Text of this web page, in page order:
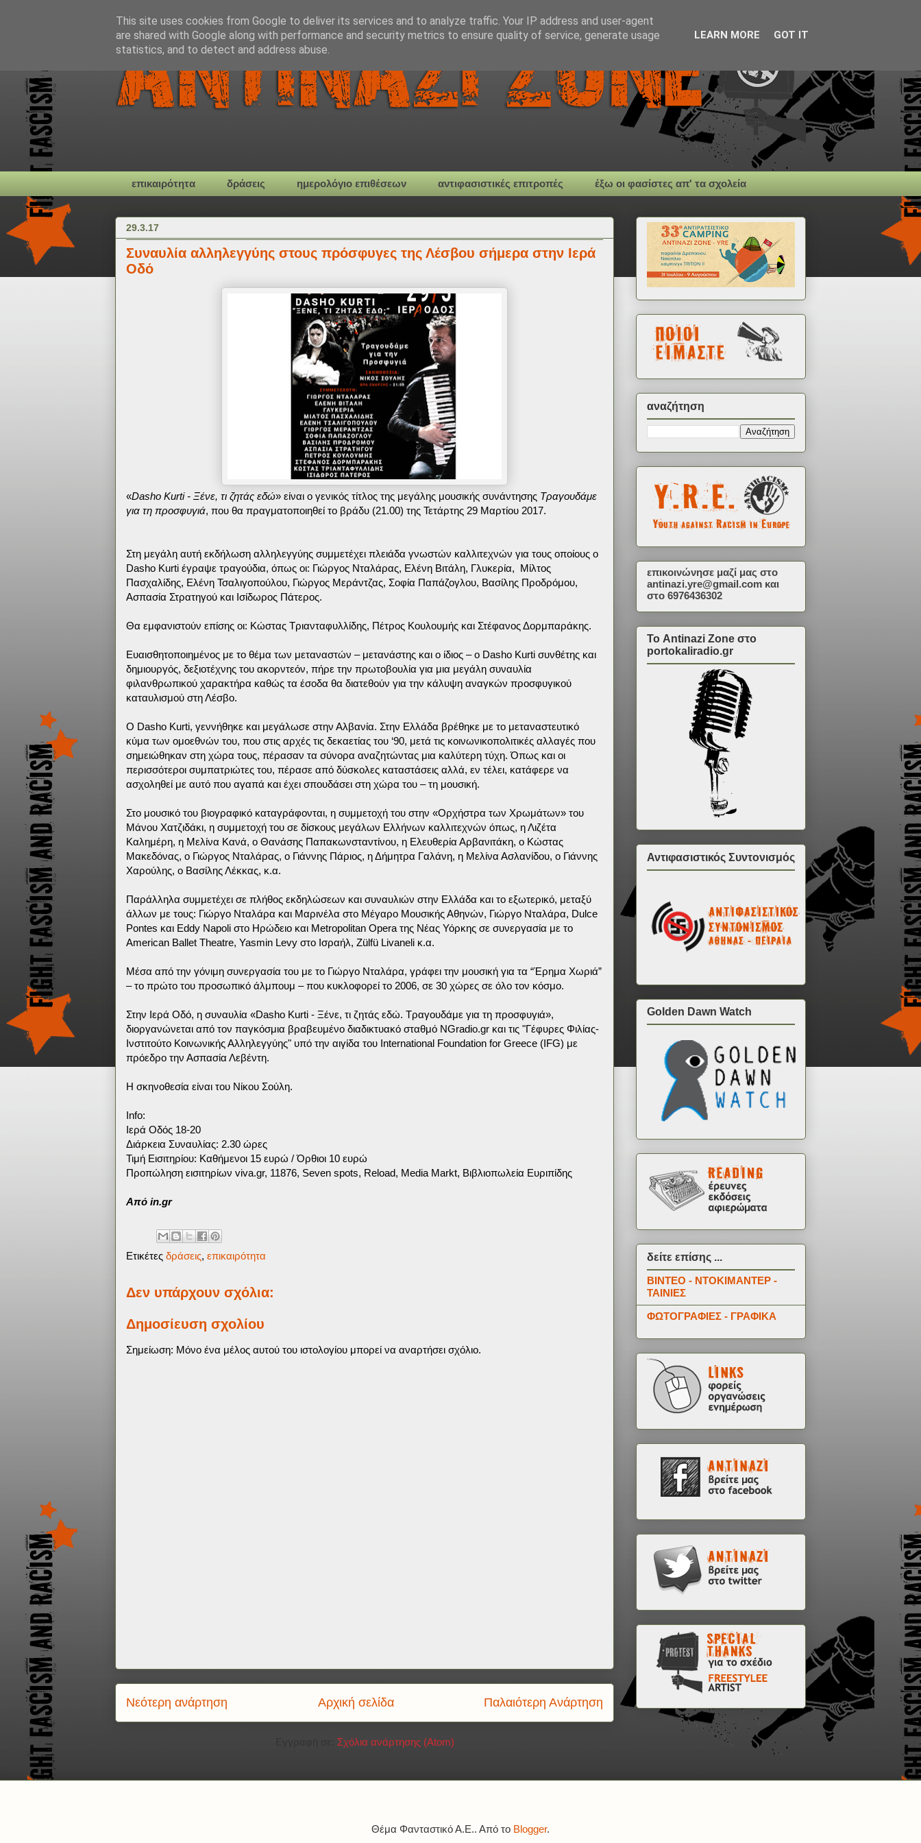
επικαιρότητα δράσεις ημερολόγιο επιθέσεων αντιφασιστικές επιτροπές έξω οι φασίστες απ' τα σχολεία
29.3.17
Συναυλία αλληλεγγύης στους πρόσφυγες της Λέσβου σήμερα στην Ιερά
Οδό
«Dasho Kurti - Ξένε, τι ζητάς εδώ» είναι ο γενικός τίτλος της μεγάλης μουσικής συνάντησης Τραγουδάμε
για τη προσφυγιά, που θα πραγματοποιηθεί το βράδυ (21.00) της Τετάρτης 29 Μαρτίου 2017.
Στη μεγάλη αυτή εκδήλωση αλληλεγγύης συμμετέχει πλειάδα γνωστών καλλιτεχνών για τους οποίους ο
Dasho Kurti έγραψε τραγούδια, όπως οι: Γιώργος Νταλάρας, Ελένη Βιτάλη, Γλυκερία, Μίλτος
Πασχαλίδης, Ελένη Τσαλιγοπούλου, Γιώργος Μεράντζας, Σοφία Παπάζογλου, Βασίλης Προδρόμου,
Ασπασία Στρατηγού και Ισίδωρος Πάτερος.
Θα εμφανιστούν επίσης οι: Κώστας Τριανταφυλλίδης, Πέτρος Κουλουμής και Στέφανος Δορμπαράκης.
Ευαισθητοποιημένος με το θέμα των μεταναστών – μετανάστης και ο ίδιος – ο Dasho Kurti συνθέτης και
δημιουργός, δεξιοτέχνης του ακορντεόν, πήρε την πρωτοβουλία για μια μεγάλη συναυλία
φιλανθρωπικού χαρακτήρα καθώς τα έσοδα θα διατεθούν για την κάλυψη αναγκών προσφυγικού
καταυλισμού στη Λέσβο.
Ο Dasho Kurti, γεννήθηκε και μεγάλωσε στην Αλβανία. Στην Ελλάδα βρέθηκε με το μεταναστευτικό
κύμα των ομοεθνών του, που στις αρχές τις δεκαετίας του ‘90, μετά τις κοινωνικοπολιτικές αλλαγές που
σημειώθηκαν στη χώρα τους, πέρασαν τα σύνορα αναζητώντας μια καλύτερη τύχη. Όπως και οι
περισσότεροι συμπατριώτες του, πέρασε από δύσκολες καταστάσεις αλλά, εν τέλει, κατάφερε να
ασχοληθεί με αυτό που αγαπά και έχει σπουδάσει στη χώρα του – τη μουσική.
Στο μουσικό του βιογραφικό καταγράφονται, η συμμετοχή του στην «Ορχήστρα των Χρωμάτων» του
Μάνου Χατζιδάκι, η συμμετοχή του σε δίσκους μεγάλων Ελλήνων καλλιτεχνών όπως, η Λιζέτα
Καλημέρη, η Μελίνα Κανά, ο Θανάσης Παπακωνσταντίνου, η Ελευθερία Αρβανιτάκη, ο Κώστας
Μακεδόνας, o Γιώργος Νταλάρας, ο Γιάννης Πάριος, η Δήμητρα Γαλάνη, η Μελίνα Ασλανίδου, ο Γιάννης
Χαρούλης, ο Βασίλης Λέκκας, κ.α.
Παράλληλα συμμετέχει σε πλήθος εκδηλώσεων και συναυλιών στην Ελλάδα και το εξωτερικό, μεταξύ
άλλων με τους: Γιώργο Νταλάρα και Μαρινέλα στο Μέγαρο Μουσικής Αθηνών, Γιώργο Νταλάρα, Dulce
Pontes και Eddy Napoli στο Ηρώδειο και Metropolitan Opera της Νέας Υόρκης σε συνεργασία με το
American Ballet Theatre, Yasmin Levy στο Ισραήλ, Zülfü Livaneli κ.α.
Μέσα από την γόνιμη συνεργασία του με το Γιώργο Νταλάρα, γράφει την μουσική για τα “Έρημα Χωριά”
– το πρώτο του προσωπικό άλμπουμ – που κυκλοφορεί το 2006, σε 30 χώρες σε όλο τον κόσμο.
Στην Ιερά Οδό, η συναυλία «Dasho Kurti - Ξένε, τι ζητάς εδώ. Τραγουδάμε για τη προσφυγιά»,
διοργανώνεται από τον παγκόσμια βραβευμένο διαδικτυακό σταθμό NGradio.gr και τις "Γέφυρες Φιλίας-
Ινστιτούτο Κοινωνικής Αλληλεγγύης" υπό την αιγίδα του International Foundation for Greece (IFG) με
πρόεδρο την Ασπασία Λεβέντη.
Η σκηνοθεσία είναι του Νίκου Σούλη.
Info:
Ιερά Οδός 18-20
Διάρκεια Συναυλίας: 2.30 ώρες
Τιμή Εισιτηρίου: Καθήμενοι 15 ευρώ / Όρθιοι 10 ευρώ
Προπώληση εισιτηρίων viva.gr, 11876, Seven spots, Reload, Media Markt, Βιβλιοπωλεία Ευριπίδης
Aπό in.gr
Ετικέτες δράσεις, επικαιρότητα
Δεν υπάρχουν σχόλια:
Δημοσίευση σχολίου
Σημείωση: Μόνο ένα μέλος αυτού του ιστολογίου μπορεί να αναρτήσει σχόλιο.
Νεότερη ανάρτηση Παλαιότερη Ανάρτηση
Αρχική σελίδα
Σχόλια ανάρτησης (Atom)
αναζήτηση
επικοινώνησε μαζί μας στο
antinazi.yre@gmail.com και
στο 6976436302
Το Antinazi Zone στο
portokaliradio.gr
Αντιφασιστικός Συντονισμός
Golden Dawn Watch
δείτε επίσης ...
ΒΙΝΤΕΟ - ΝΤΟΚΙΜΑΝΤΕΡ -
ΤΑΙΝΙΕΣ
ΦΩΤΟΓΡΑΦΙΕΣ - ΓΡΑΦΙΚΑ
Θέμα Φανταστικό Α.Ε.. Από το Blogger.
This site uses cookies from Google to deliver its services and to analyze traffic. Your IP address and user-agent
are shared with Google along with performance and security metrics to ensure quality of service, generate usage
statistics, and to detect and address abuse.
LEARN MORE GOT IT